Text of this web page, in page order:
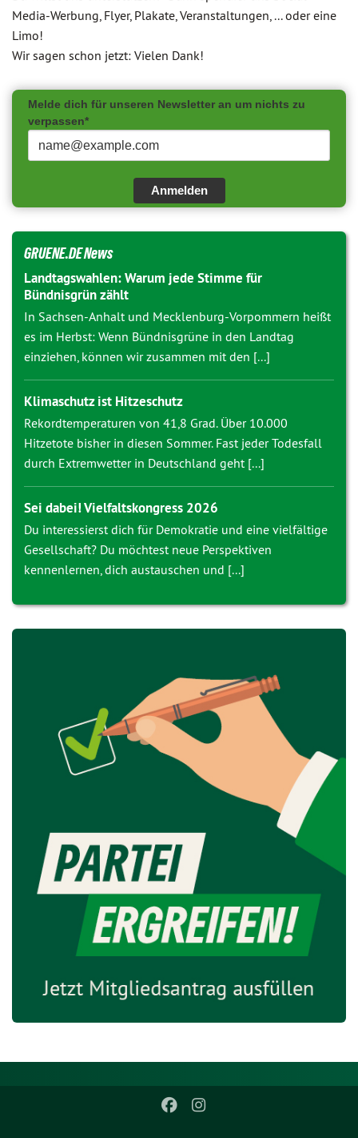
Media-Werbung, Flyer, Plakate, Veranstaltungen, ... oder eine
Limo!
Wir sagen schon jetzt: Vielen Dank!
Melde dich für unseren Newsletter an um nichts zu
verpassen*
Anmelden
GRUENE.DE News
Landtagswahlen: Warum jede Stimme für
Bündnisgrün zählt
In Sachsen-Anhalt und Mecklenburg-Vorpommern heißt
es im Herbst: Wenn Bündnisgrüne in den Landtag
einziehen, können wir zusammen mit den [...]
Klimaschutz ist Hitzeschutz
Rekordtemperaturen von 41,8 Grad. Über 10.000
Hitzetote bisher in diesen Sommer. Fast jeder Todesfall
durch Extremwetter in Deutschland geht [...]
Sei dabei! Vielfaltskongress 2026
Du interessierst dich für Demokratie und eine vielfältige
Gesellschaft? Du möchtest neue Perspektiven
kennenlernen, dich austauschen und [...]